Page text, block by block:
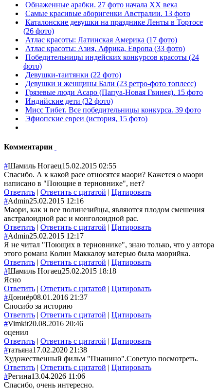
Обнаженные арабки. 27 фото начала ХХ века
Самые красивые аборигенки Австралии. 13 фото
Каталонские девушки на празднике Ленты в Тортосе
(26 фото)
Атлас красоты: Латинская Америка (17 фото)
Атлас красоты: Азия, Африка, Европа (33 фото)
Победительницы индейских конкурсов красоты (24
фото)
Девушки-таитянки (22 фото)
Девушки и женщины Бали (23 ретро-фото топлесс)
Грязевые люди Асаро (Папуа-Новая Гвинея). 15 фото
Индийские дети (32 фото)
Мисс Тибет. Все победительницы конкурса. 39 фото
Эфиопские евреи (история, 15 фото)
Комментарии
#Шамиль Ногаец15.02.2015 02:55
Спасибо. А к какой расе относятся маори? Кажется о маори
написано в "Поющие в терновнике", нет?
Ответить | Ответить с цитатой | Цитировать
#Admin25.02.2015 12:16
Маори, как и все полинезийцы, являются плодом смешения
австралоидной рас и монголоидной рас.
Ответить | Ответить с цитатой | Цитировать
#Admin25.02.2015 12:17
Я не читал "Поющих в терновнике", знаю только, что у автора
этого романа Колин Маккалоу матерью была маорийка.
Ответить | Ответить с цитатой | Цитировать
#Шамиль Ногаец25.02.2015 18:18
Ясно
Ответить | Ответить с цитатой | Цитировать
#Дониёр08.01.2016 21:37
Спосибо за историю
Ответить | Ответить с цитатой | Цитировать
#Vimkit20.08.2016 20:46
оценил
Ответить | Ответить с цитатой | Цитировать
#татьяна17.02.2020 21:38
Художественный фильм "Пианино".Советую посмотреть.
Ответить | Ответить с цитатой | Цитировать
#Регина13.04.2026 11:06
Спасибо, очень интересно.